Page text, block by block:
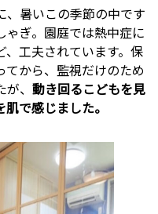
、暑いこの季節の中です
ゃぎ。園庭では熱中症に
工夫されています。保
から、監視だけのため
、 動き回るこどもを見
で感じました。